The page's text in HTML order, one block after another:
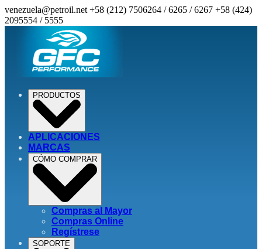
venezuela@petroil.net +58 (212) 7506264 / 6265 / 6267 +58 (424)
2095554 / 5555
PRODUCTOS
APLICACIONES
MARCAS
CÓMO COMPRAR
Compras al Mayor
Compras Online
Regístrese
SOPORTE